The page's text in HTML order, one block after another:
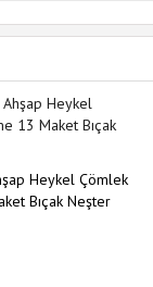
Heykel Çömlek
Bıçak Neşter